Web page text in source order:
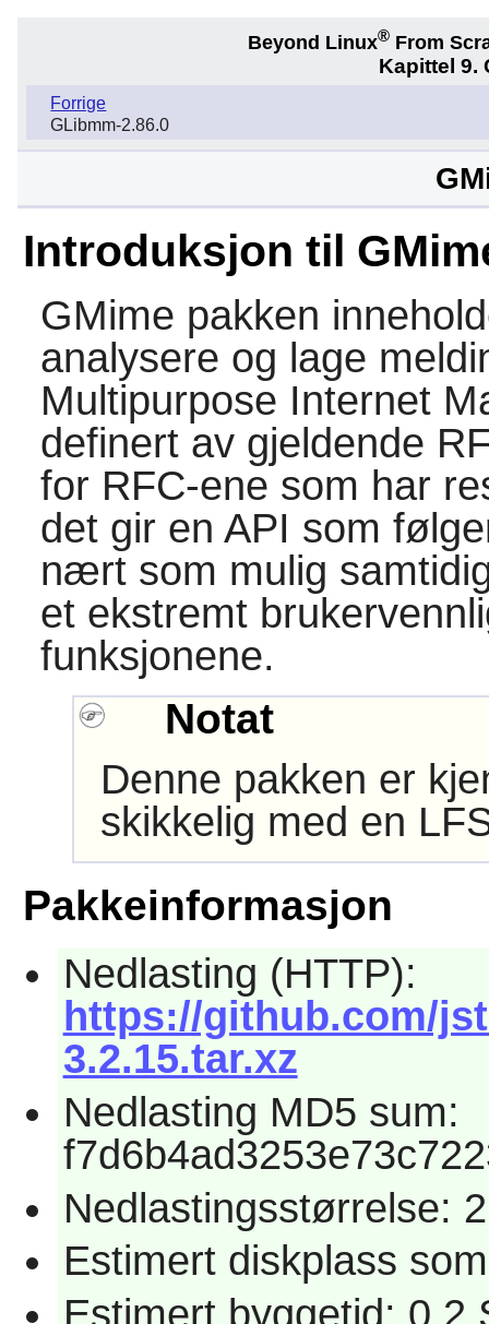
Beyond Linux®From
Kapittel 9.
Forrige
GLibmm-2.86.0
Introduksjon til
GMime pakken
analysere og lage
Multipurpose Internet
definert av gjeldende
for RFC-ene som har
det gir en API som
nært som mulig
et ekstremt
funksjonene.
Notat
Denne pakken er
skikkelig med en
Pakkeinformasjon
Nedlasting (HTTP):
https://github.com/
3.2.15.tar.xz
Nedlasting MD5 sum:
Nedlastingsstørrelse:
Estimert diskplass
Estimert byggetid: 0.2